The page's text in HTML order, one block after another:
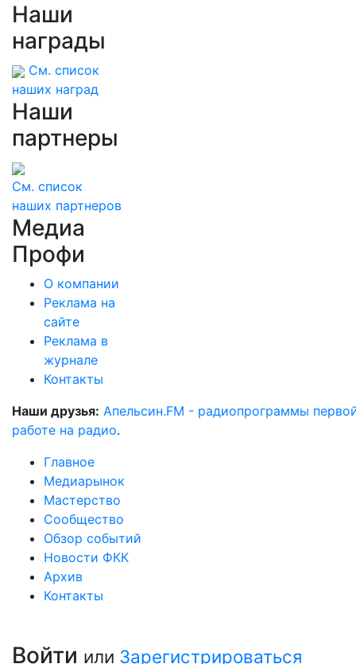
Наши
награды
См. список
наших наград
Наши
партнеры
См. список
наших партнеров
Медиа
Профи
О компании
Реклама на
сайте
Реклама в
журнале
Контакты
Наши друзья: Апельсин.FM - радиопрограммы
работе на радио.
Главное
Медиарынок
Мастерство
Сообщество
Обзор событий
Новости ФКК
Архив
Контакты
Войти или Зарегистрироваться